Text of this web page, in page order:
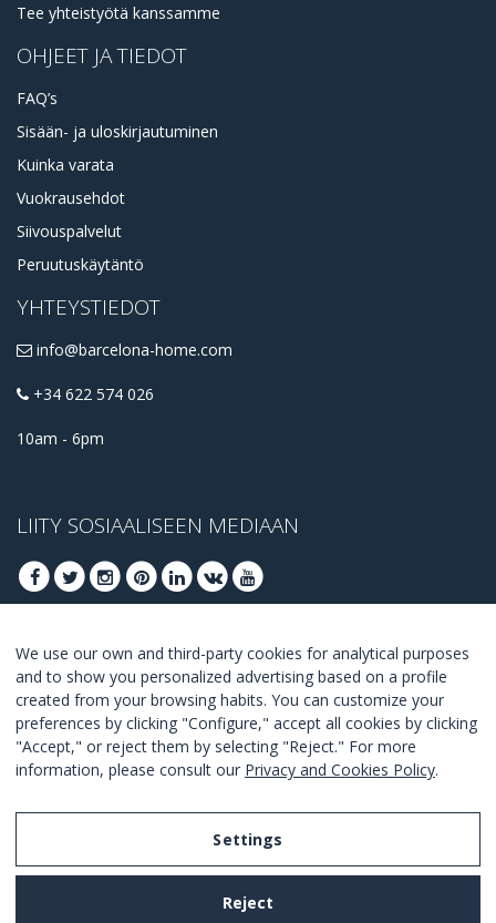
Tee yhteistyötä kanssamme
OHJEET JA TIEDOT
FAQ’s
Sisään- ja uloskirjautuminen
Kuinka varata
Vuokrausehdot
Siivouspalvelut
Peruutuskäytäntö
YHTEYSTIEDOT
info@barcelona-home.com
+34 622 574 026
10am - 6pm
LIITY SOSIAALISEEN MEDIAAN
LIITY SAADAKSESI PARHAAT TARJOUKSET
LIITY
I Agree with the terms and conditions
We use our own and third-party cookies for analytical purposes
and to show you personalized advertising based on a profile
created from your browsing habits. You can customize your
preferences by clicking "Configure," accept all cookies by clicking
"Accept," or reject them by selecting "Reject." For more
information, please consult our Privacy and Cookies Policy.
Settings
Reject
Legal Notice
Privacy and Cookies Policy